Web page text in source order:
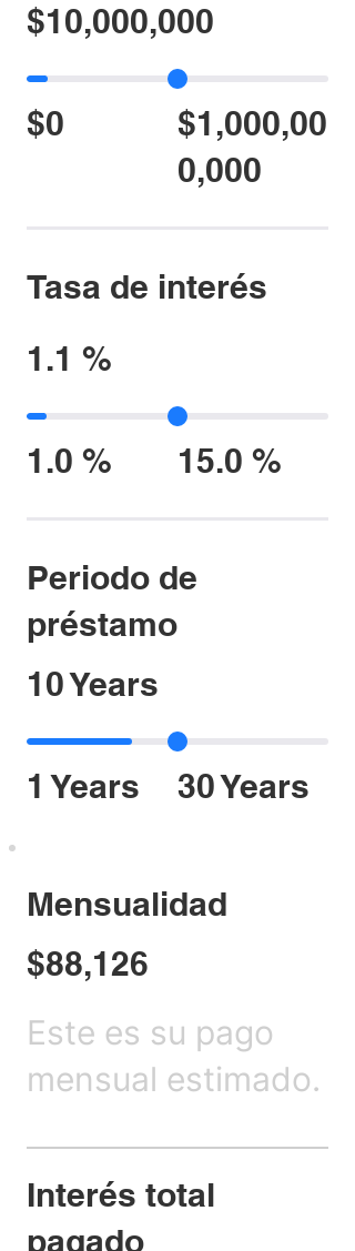
$0
$1,000,00
0,000
$10,000,000
Tasa de interés
1.1 %
1.0 % 15.0 %
Periodo de
préstamo
10 Years
1 Years 30 Years
Mensualidad
$88,126
Este es su pago
mensual estimado.
Interés total
pagado